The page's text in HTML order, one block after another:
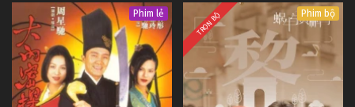
Phim lẻ TRỌN BỘ Phim bộ